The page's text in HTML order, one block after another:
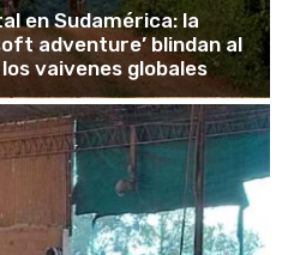
en Sudamérica: la
adventure’ blindan al
vaivenes globales